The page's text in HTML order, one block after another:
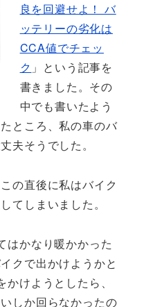
良を回避せよ！ バ
ッテリーの劣化は
CCA値でチェッ
ク 」という記事を
書きました。その
中でも書いたよう
ところ、私の車のバ
夫そうでした。
の直後に私はバイク
てしまいました。
はかなり暖かかった
クで出かけようかと
けようとしたら、
しか回らなかったの